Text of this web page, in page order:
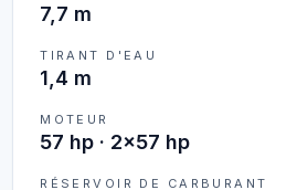
7,7 m
TIRANT D'EAU
1,4 m
MOTEUR
57 hp · 2x57 hp
RÉSERVOIR DE CARBURANT